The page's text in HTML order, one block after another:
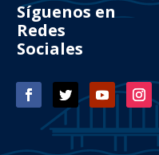
Síguenos en
Redes
Sociales